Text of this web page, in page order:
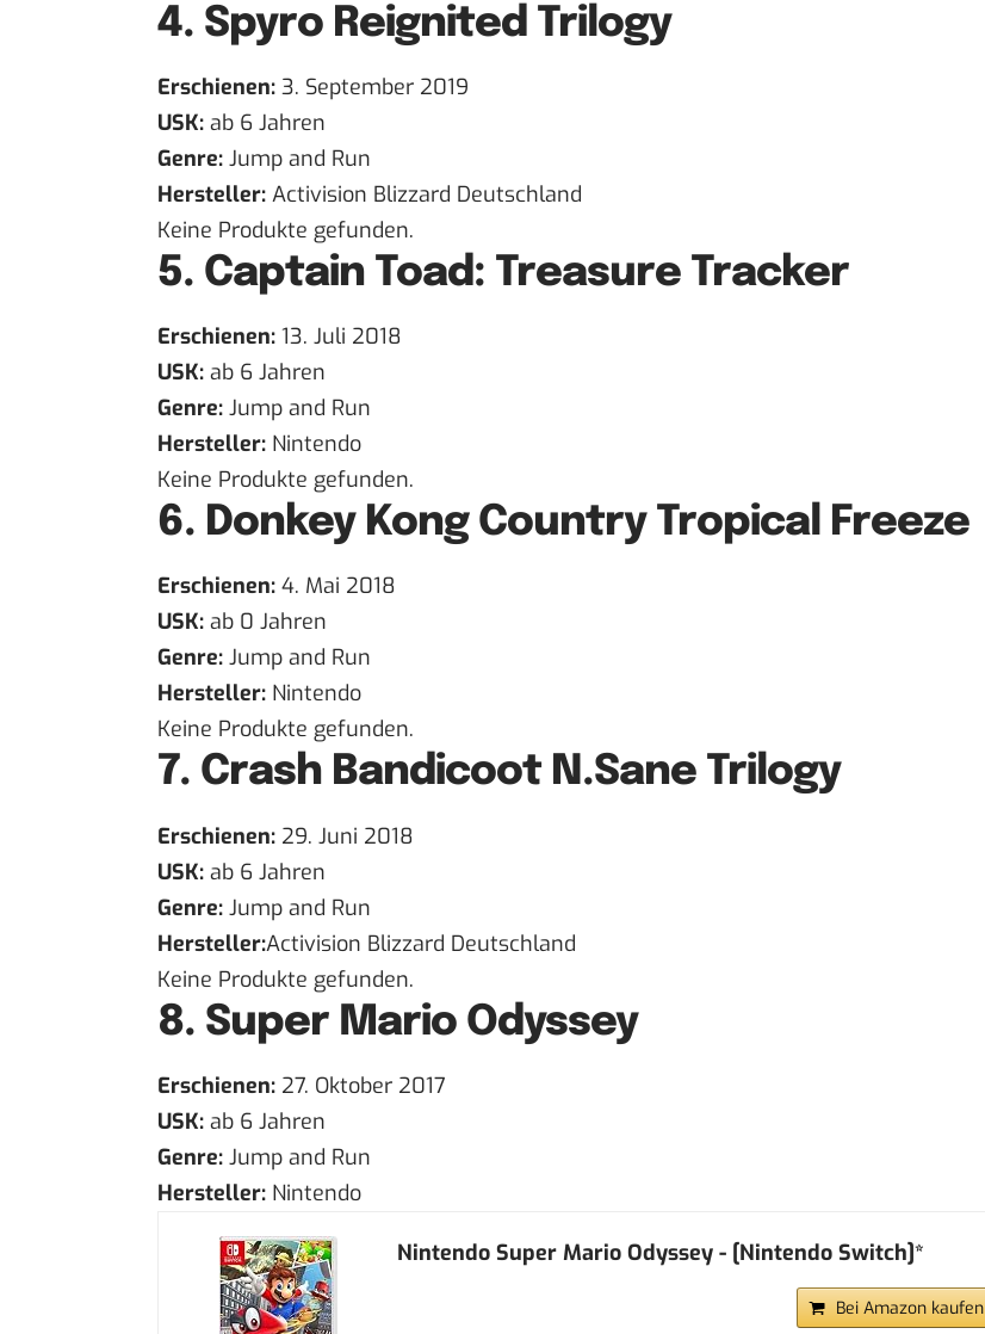
4. Spyro Reignited Trilogy
Erschienen: 3. September 2019
USK: ab 6 Jahren
Genre: Jump and Run
Hersteller: Activision Blizzard Deutschland
Keine Produkte gefunden.
5. Captain Toad: Treasure Tracker
Erschienen: 13. Juli 2018
USK: ab 6 Jahren
Genre: Jump and Run
Hersteller: Nintendo
Keine Produkte gefunden.
6. Donkey Kong Country Tropical Freeze
Erschienen: 4. Mai 2018
USK: ab 0 Jahren
Genre: Jump and Run
Hersteller: Nintendo
Keine Produkte gefunden.
7. Crash Bandicoot N.Sane Trilogy
Erschienen: 29. Juni 2018
USK: ab 6 Jahren
Genre: Jump and Run
Hersteller:Activision Blizzard Deutschland
Keine Produkte gefunden.
8. Super Mario Odyssey
Erschienen: 27. Oktober 2017
USK: ab 6 Jahren
Genre: Jump and Run
Hersteller: Nintendo
Nintendo Super Mario Odyssey - [Nintendo Switch]*
Bei Amazon kaufen